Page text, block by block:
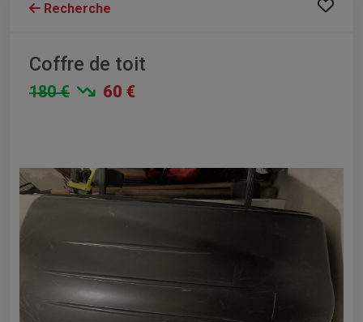
Recherche
Coffre de toit
180 € 60 €